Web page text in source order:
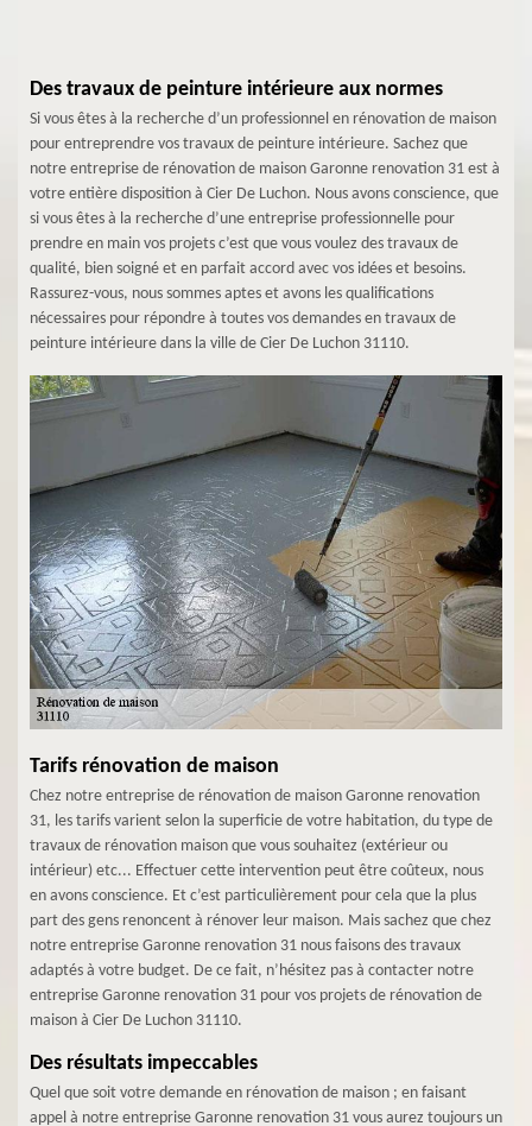
Des travaux de peinture intérieure aux normes
Si vous êtes à la recherche d’un professionnel en rénovation de maison
pour entreprendre vos travaux de peinture intérieure. Sachez que
notre entreprise de rénovation de maison Garonne renovation 31 est à
votre entière disposition à Cier De Luchon. Nous avons conscience, que
si vous êtes à la recherche d’une entreprise professionnelle pour
prendre en main vos projets c’est que vous voulez des travaux de
qualité, bien soigné et en parfait accord avec vos idées et besoins.
Rassurez-vous, nous sommes aptes et avons les qualifications
nécessaires pour répondre à toutes vos demandes en travaux de
peinture intérieure dans la ville de Cier De Luchon 31110.
Tarifs rénovation de maison
Chez notre entreprise de rénovation de maison Garonne renovation
31, les tarifs varient selon la superficie de votre habitation, du type de
travaux de rénovation maison que vous souhaitez (extérieur ou
intérieur) etc... Effectuer cette intervention peut être coûteux, nous
en avons conscience. Et c’est particulièrement pour cela que la plus
part des gens renoncent à rénover leur maison. Mais sachez que chez
notre entreprise Garonne renovation 31 nous faisons des travaux
adaptés à votre budget. De ce fait, n’hésitez pas à contacter notre
entreprise Garonne renovation 31 pour vos projets de rénovation de
maison à Cier De Luchon 31110.
Des résultats impeccables
Quel que soit votre demande en rénovation de maison ; en faisant
appel à notre entreprise Garonne renovation 31 vous aurez toujours un